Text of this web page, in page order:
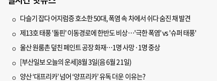
다슬기 잡다 어지럼증 호소한 50대, 폭염 속 차에서 쉬다 숨진 채 발견
제13호 태풍 '돌핀' 이동경로에 한반도 비상…'극한 폭염' vs '슈퍼 태풍'
울산 원룸촌 덮친 페인트 공장 화재…1명 사망·1명 중상
[부산일보 오늘의 운세]8월 3일(음 6월 21일)
양산 ‘대프리카’ 넘어 ‘양프리카’ 유독 더운 이유는?